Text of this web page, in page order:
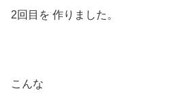
2回目を 作りました。
こんな